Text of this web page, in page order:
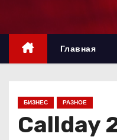
д
Главная
БИЗНЕС РАЗНОЕ
Callday